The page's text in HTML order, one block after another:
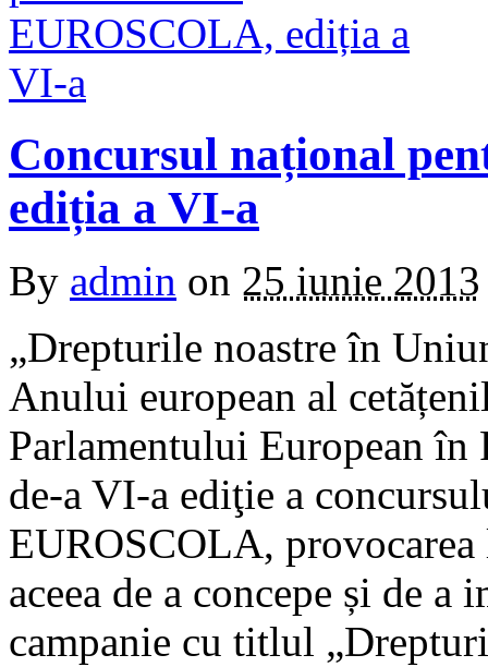
Concursul național
ediția a VI-a
By admin on 25 iunie 2013
„Drepturile noastre în
Anului european al
Parlamentului European în
de-a VI-a ediţie a
EUROSCOLA,
aceea de a concepe și de a
campanie cu titlul